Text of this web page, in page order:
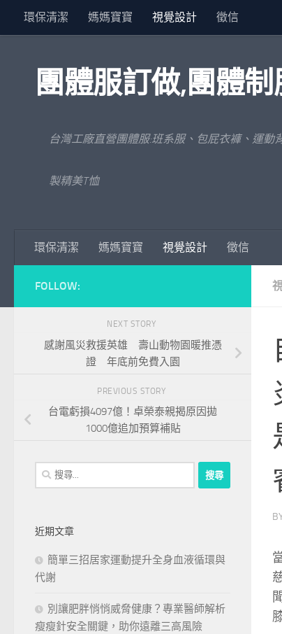
Skip to content
環保清潔 媽媽寶寶 視覺設計 徵信
團體服訂做,團體制
台灣工廠直營團體服:班系服、包屁衣褲、運
製精美T恤
環保清潔 媽媽寶寶 視覺設計 徵信
FOLLOW:
NEXT STORY
感謝風災救援英雄 壽山動物園暖推憑
證 年底前免費入園
PREVIOUS STORY
台電虧損4097億！卓榮泰親揭原因拋
1000億追加預算補貼
搜
尋
字:
近期文章
簡單三招居家運動提升全身血液循環與
代謝
別讓肥胖悄悄威脅健康？專業醫師解析
瘦瘦針安全關鍵，助你遠離三高風險